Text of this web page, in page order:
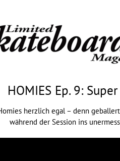
HOMIES Ep. 9:
herzlich egal – denn
während der Session ins